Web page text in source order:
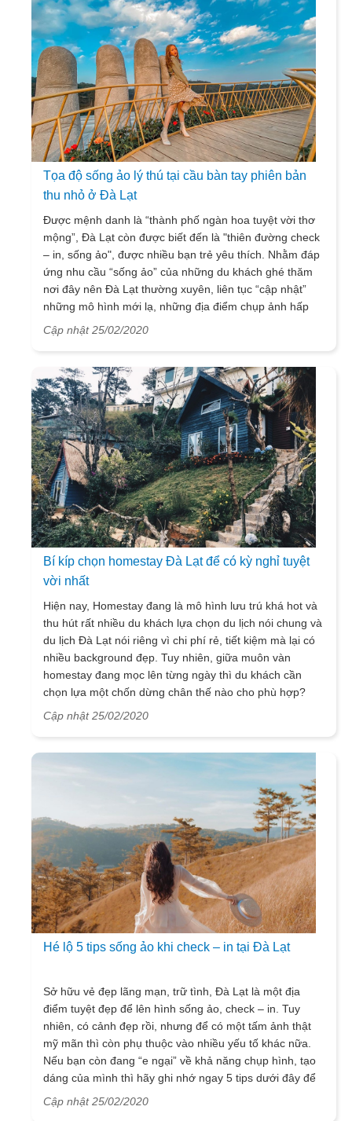
lấy ý tưởng từ truyện Doraemon, tổ hợp homestay, cà
phê và điểm check-in ở Đà Lạt này chắc hẳn sẽ đem
đến cho bạn nhiều điều thích thú.
Tọa độ sống ảo lý thú tại cầu bàn tay phiên bản
thu nhỏ ở Đà Lạt
Được mệnh danh là “thành phố ngàn hoa tuyệt vời thơ
mộng”, Đà Lạt còn được biết đến là "thiên đường check
– in, sống ảo", được nhiều bạn trẻ yêu thích. Nhằm đáp
ứng nhu cầu “sống ảo” của những du khách ghé thăm
nơi đây nên Đà Lạt thường xuyên, liên tục “cập nhật”
những mô hình mới lạ, những địa điểm chụp ảnh hấp
dẫn. Một trong những tọa độ check – in mới, được giới
Cập nhật 25/02/2020
Bí kíp chọn homestay Đà Lạt để có kỳ nghỉ tuyệt
vời nhất
Hiện nay, Homestay đang là mô hình lưu trú khá hot và
thu hút rất nhiều du khách lựa chọn du lịch nói chung và
du lịch Đà Lạt nói riêng vì chi phí rẻ, tiết kiệm mà lại có
nhiều background đẹp. Tuy nhiên, giữa muôn vàn
homestay đang mọc lên từng ngày thì du khách cần
chọn lựa một chốn dừng chân thế nào cho phù hợp?
Điều này cần phải xét trên nhiều yếu tố như là đối
một homestay phù hợp mà bạn có thể tham khảo khi du
Cập nhật 25/02/2020
Hé lộ 5 tips sống ảo khi check – in tại Đà Lạt
Sở hữu vẻ đẹp lãng mạn, trữ tình, Đà Lạt là một địa
điểm tuyệt đẹp để lên hình sống ảo, check – in. Tuy
nhiên, có cảnh đẹp rồi, nhưng để có một tấm ảnh thật
mỹ mãn thì còn phụ thuộc vào nhiều yếu tố khác nữa.
Nếu bạn còn đang “e ngại” về khả năng chụp hình, tạo
dáng của mình thì hãy ghi nhớ ngay 5 tips dưới đây để
có được những tấm hình nghìn like các bạn nhé.
Cập nhật 25/02/2020